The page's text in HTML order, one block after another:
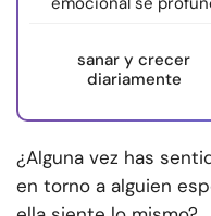
sanar y crecer
diariamente
¿Alguna vez has
en torno a alguien